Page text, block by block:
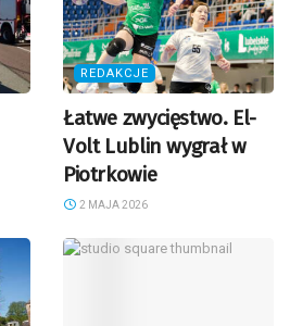
REDAKCJE
Łatwe zwycięstwo. El-
Volt Lublin wygrał w
Piotrkowie
2 MAJA 2026